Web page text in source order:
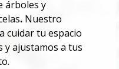
árboles y
. Nuestro
cuidar tu espacio
y ajustamos a tus